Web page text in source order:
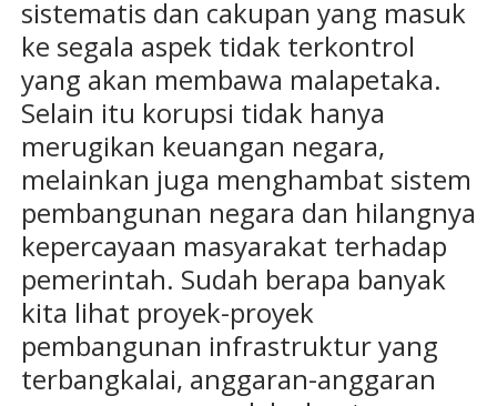
sistematis dan cakupan yang masuk
ke segala aspek tidak terkontrol
yang akan membawa malapetaka.
Selain itu korupsi tidak hanya
merugikan keuangan negara,
melainkan juga menghambat sistem
pembangunan negara dan hilangnya
kepercayaan masyarakat terhadap
pemerintah. Sudah berapa banyak
kita lihat proyek-proyek
pembangunan infrastruktur yang
terbangkalai, anggaran-anggaran